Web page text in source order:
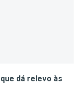
dá relevo às